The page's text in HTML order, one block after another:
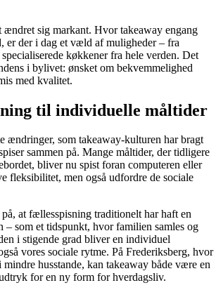
ændret sig markant. Hvor takeaway engang
er der i dag et væld af muligheder – fra
køkkener fra hele verden. Det
i bylivet: ønsket om bekvemmelighed
med kvalitet.
til individuelle måltider
ændringer, som takeaway-kulturen har bragt
sammen på. Mange måltider, der tidligere
bliver nu spist foran computeren eller
fleksibilitet, men også udfordre de sociale
at fællesspisning traditionelt har haft en
– som et tidspunkt, hvor familien samles og
i stigende grad bliver en individuel
vores sociale rytme. På Frederiksberg, hvor
mindre husstande, kan takeaway både være en
for en ny form for hverdagsliv.